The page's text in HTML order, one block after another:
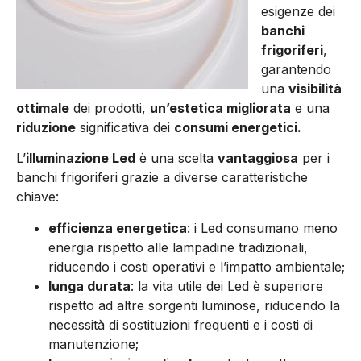
esigenze dei
banchi
frigoriferi,
garantendo
una visibilità
ottimale dei prodotti, un’estetica migliorata e una
riduzione significativa dei consumi energetici.
L’illuminazione Led è una scelta vantaggiosa per i
banchi frigoriferi grazie a diverse caratteristiche
chiave:
efficienza energetica: i Led consumano meno
energia rispetto alle lampadine tradizionali,
riducendo i costi operativi e l’impatto ambientale;
lunga durata: la vita utile dei Led è superiore
rispetto ad altre sorgenti luminose, riducendo la
necessità di sostituzioni frequenti e i costi di
manutenzione;